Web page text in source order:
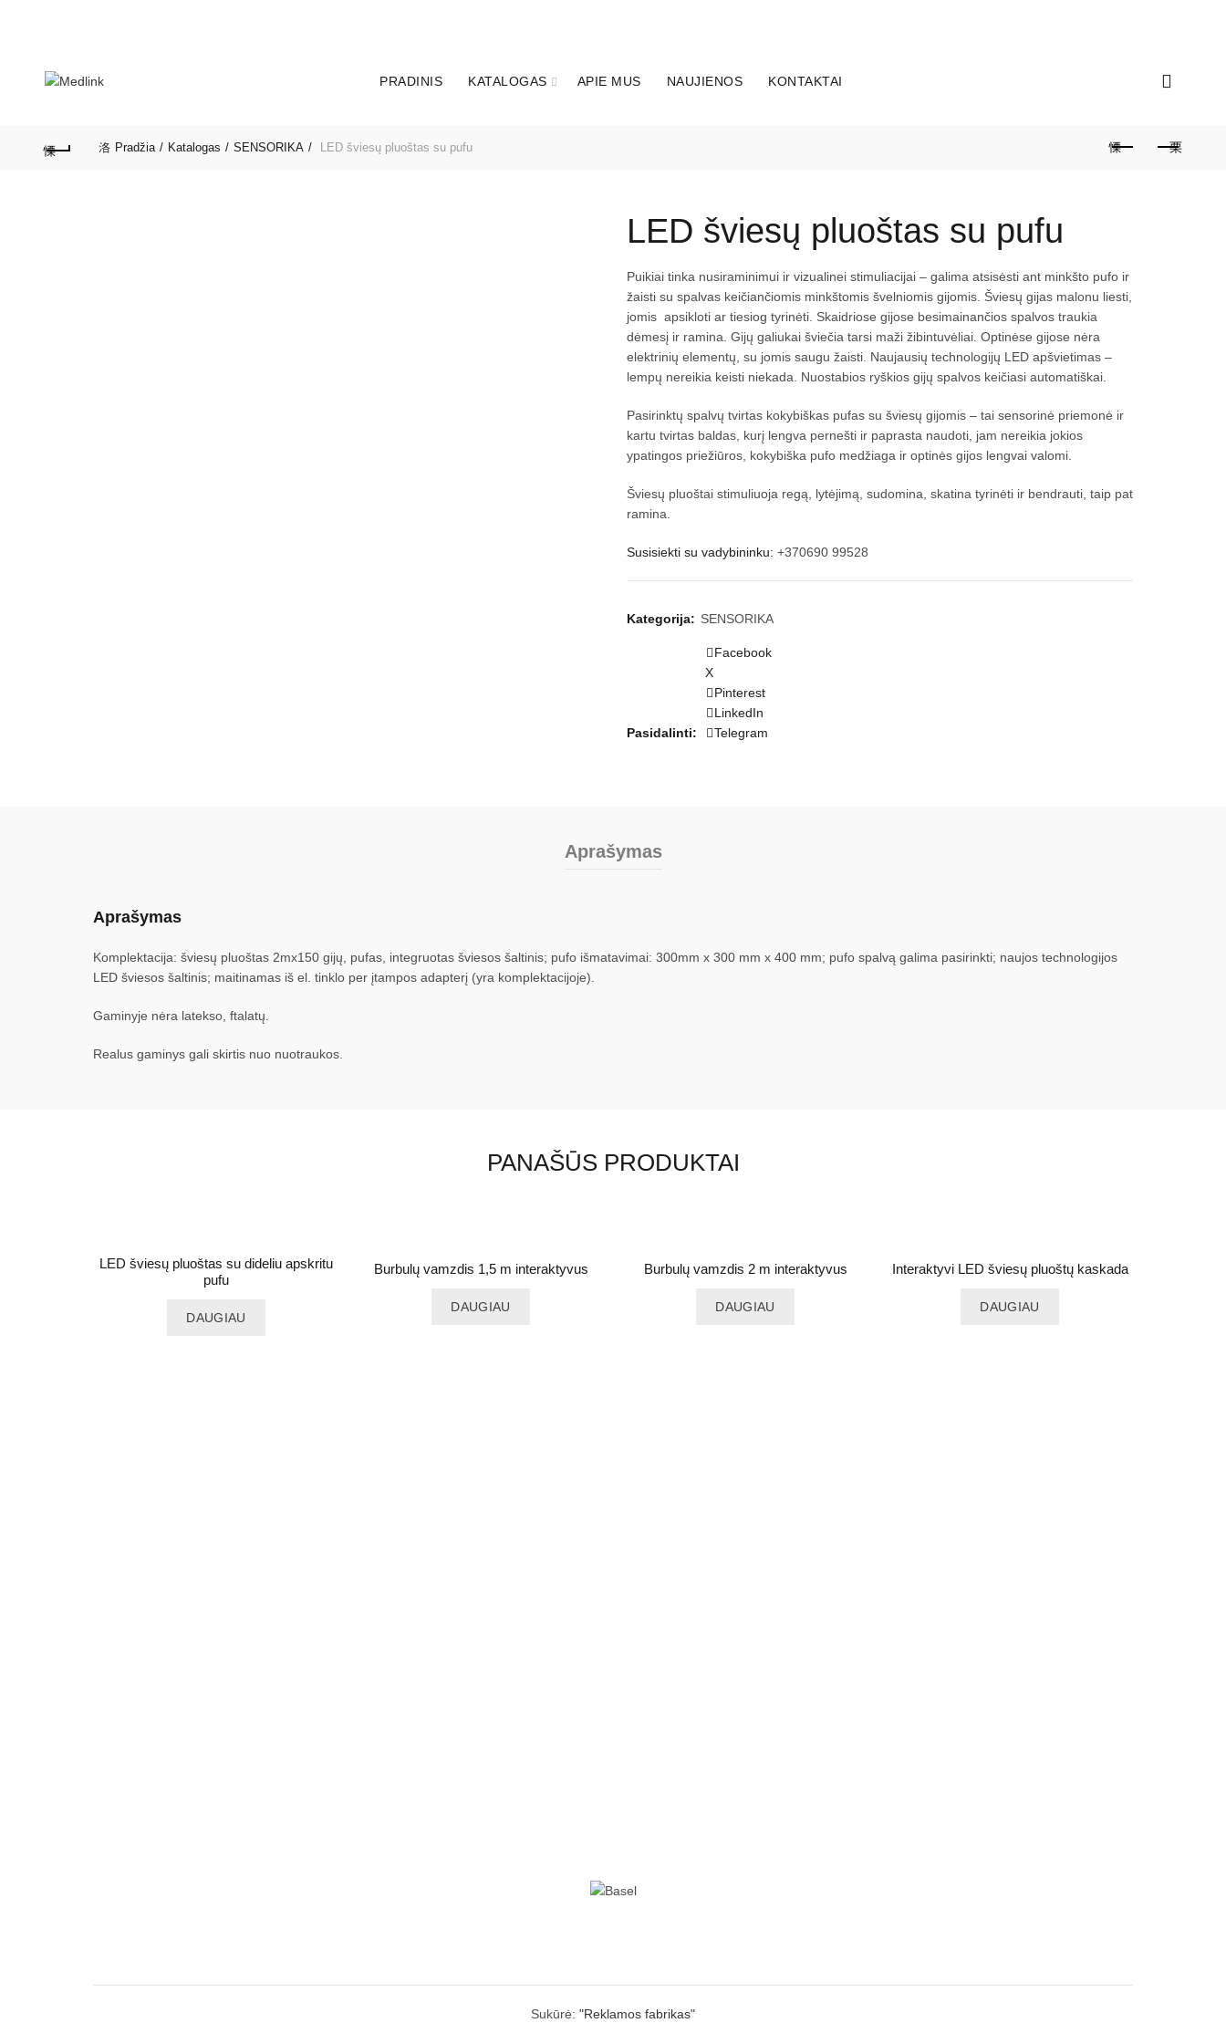
PRADINIS KATALOGAS APIE MUS NAUJIENOS KONTAKTAI
Pradžia Katalogas SENSORIKA LED šviesų pluoštas su pufu
LED šviesų pluoštas su pufu
Puikiai tinka nusiraminimui ir vizualinei stimuliacijai – galima atsisėsti ant minkšto pufo ir
žaisti su spalvas keičiančiomis minkštomis švelniomis gijomis. Šviesų gijas malonu liesti,
jomis apsikloti ar tiesiog tyrinėti. Skaidriose gijose besimainančios spalvos traukia
dėmesį ir ramina. Gijų galiukai šviečia tarsi maži žibintuvėliai. Optinėse gijose nėra
elektrinių elementų, su jomis saugu žaisti. Naujausių technologijų LED apšvietimas –
lempų nereikia keisti niekada. Nuostabios ryškios gijų spalvos keičiasi automatiškai.
Pasirinktų spalvų tvirtas kokybiškas pufas su šviesų gijomis – tai sensorinė priemonė ir
kartu tvirtas baldas, kurį lengva pernešti ir paprasta naudoti, jam nereikia jokios
ypatingos priežiūros, kokybiška pufo medžiaga ir optinės gijos lengvai valomi.
Šviesų pluoštai stimuliuoja regą, lytėjimą, sudomina, skatina tyrinėti ir bendrauti, taip pat
ramina.
Susisiekti su vadybininku: +370690 99528
Kategorija: SENSORIKA
Pasidalinti
Facebook
X
Pinterest
LinkedIn
Telegram
Aprašymas
Aprašymas
Komplektacija: šviesų pluoštas 2mx150 gijų, pufas, integruotas šviesos šaltinis; pufo išmatavimai: 300mm x 300 mm x 400 mm; pufo spalvą galima pasirinkti; naujos technologijos
LED šviesos šaltinis; maitinamas iš el. tinklo per įtampos adapterį (yra komplektacijoje).
Gaminyje nėra latekso, ftalatų.
Realus gaminys gali skirtis nuo nuotraukos.
PANAŠŪS PRODUKTAI
LED šviesų pluoštas su dideliu apskritu
pufu
DAUGIAU
Burbulų vamzdis 1,5 m interaktyvus
DAUGIAU
Burbulų vamzdis 2 m interaktyvus
DAUGIAU
Interaktyvi LED šviesų pluoštų kaskada
DAUGIAU
Sukūrė: "Reklamos fabrikas"